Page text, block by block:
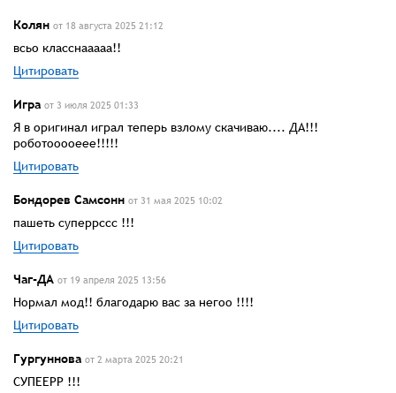
Колян от 18 августа 2025 21:12
всьо класснааааа!!
Цитировать
Игра от 3 июля 2025 01:33
Я в оригинал играл теперь взлому скачиваю.... ДА!!!
роботооооеее!!!!!
Цитировать
Бондорев Самсонн от 31 мая 2025 10:02
пашеть суперрссс !!!
Цитировать
Чаг-ДА от 19 апреля 2025 13:56
Нормал мод!! благодарю вас за негоо !!!!
Цитировать
Гургуннова от 2 марта 2025 20:21
СУПЕЕРР !!!